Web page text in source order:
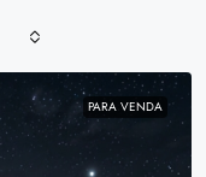
PARA VENDA